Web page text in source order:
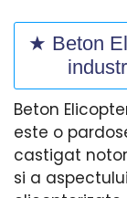
★ Beton
Beton
este o
castigat
si a